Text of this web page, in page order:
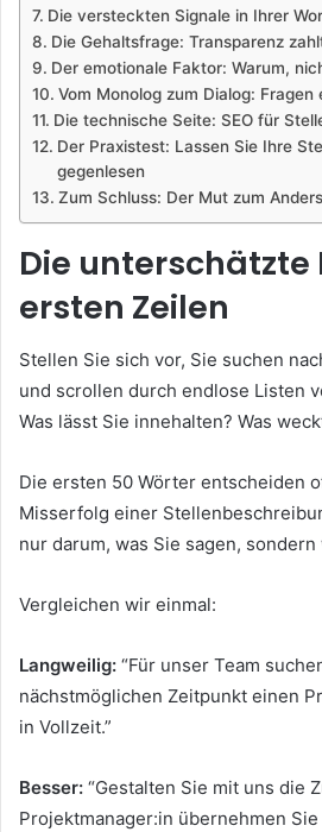
Die versteckten Signale in Ihrer
Die Gehaltsfrage: Transparenz
Der emotionale Faktor: Warum,
Vom Monolog zum Dialog: Fragen
Die technische Seite: SEO für
Der Praxistest: Lassen Sie Ihre
gegenlesen
Zum Schluss: Der Mut zum
Die
ersten Zeilen
Stellen Sie sich vor, Sie suchen
und scrollen durch endlose Listen
Was lässt Sie innehalten? Was
Die ersten 50 Wörter entscheiden
Misserfolg einer
nur darum, was Sie sagen,
Vergleichen wir einmal:
Langweilig: “Für unser Team
nächstmöglichen Zeitpunkt einen
in Vollzeit.”
Besser: “Gestalten Sie mit uns die
Projektmanager:in übernehmen